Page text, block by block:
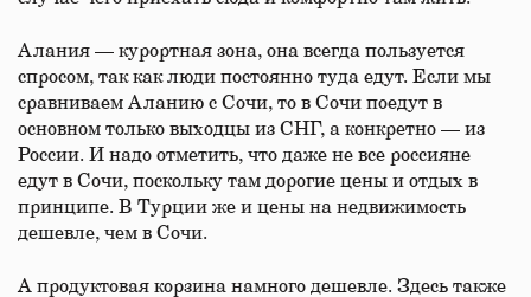
Алания — курортная зона, она всегда пользуется
спросом, так как люди постоянно туда едут. Если мы
сравниваем Аланию с Сочи, то в Сочи поедут в
основном только выходцы из СНГ, а конкретно — из
России. И надо отметить, что даже не все россияне
едут в Сочи, поскольку там дорогие цены и отдых в
принципе. В Турции же и цены на недвижимость
дешевле, чем в Сочи.
А продуктовая корзина намного дешевле. Здесь также